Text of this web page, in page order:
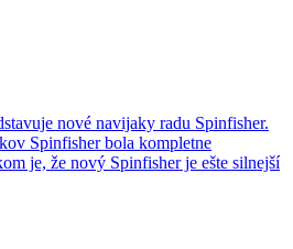
nové navijaky radu Spinfisher.
Spinfisher bola kompletne
je, že nový Spinfisher je ešte silnejší